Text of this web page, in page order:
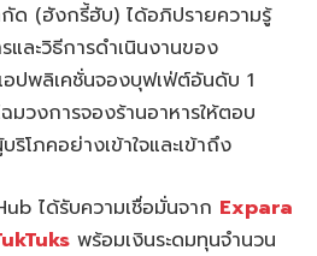
กัด (ฮังกรี้ฮับ) ได้อภิปรายความรู้
และวิธีการดำเนินงานของ
พลิเคชั่นจองบุฟเฟ่ต์อันดับ 1
วงการจองร้านอาหารให้ตอบ
ริโภคอย่างเข้าใจและเข้าถึง
ได้รับความเชื่อมั่นจาก Expara
พร้อมเงินระดมทุนจำนวน